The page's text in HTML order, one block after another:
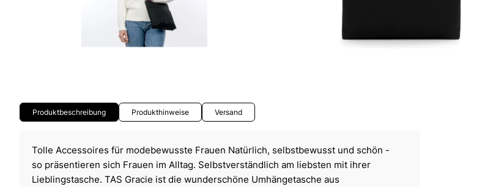
Produktbeschreibung Produkthinweise Versand
Tolle Accessoires für modebewusste Frauen Natürlich, selbstbewusst und schön -
so präsentieren sich Frauen im Alltag. Selbstverständlich am liebsten mit ihrer
Lieblingstasche. TAS Gracie ist die wunderschöne Umhängetasche aus